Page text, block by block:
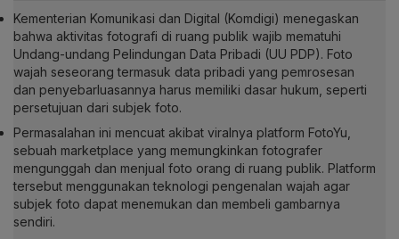
Kementerian Komunikasi dan Digital (Komdigi) menegaskan
bahwa aktivitas fotografi di ruang publik wajib mematuhi
Undang-undang Pelindungan Data Pribadi (UU PDP). Foto
wajah seseorang termasuk data pribadi yang pemrosesan
dan penyebarluasannya harus memiliki dasar hukum, seperti
persetujuan dari subjek foto.
Permasalahan ini mencuat akibat viralnya platform FotoYu,
sebuah marketplace yang memungkinkan fotografer
mengunggah dan menjual foto orang di ruang publik. Platform
tersebut menggunakan teknologi pengenalan wajah agar
subjek foto dapat menemukan dan membeli gambarnya
sendiri.